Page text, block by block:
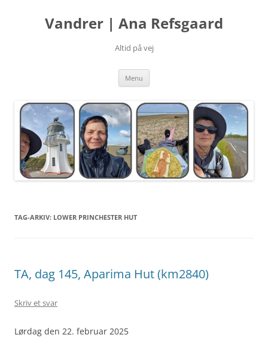
Vandrer | Ana Refsgaard
Altid på vej
Menu
TAG-ARKIV: LOWER PRINCHESTER HUT
TA, dag 145, Aparima Hut (km2840)
Skriv et svar
Lørdag den 22. februar 2025